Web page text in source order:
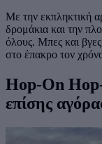
Με την εκπληκτική
δρομάκια και την
όλους. Μπες και
στο έπακρο τον
Hop-On
επίσης